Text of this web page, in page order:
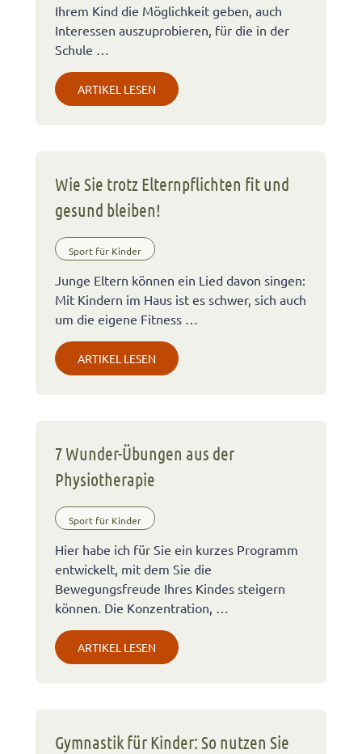
Ihrem Kind die Möglichkeit geben, auch
Interessen auszuprobieren, für die in der
Schule …
ARTIKEL LESEN
Wie Sie trotz Elternpflichten fit und
gesund bleiben!
Sport für Kinder
Junge Eltern können ein Lied davon singen:
Mit Kindern im Haus ist es schwer, sich auch
um die eigene Fitness …
ARTIKEL LESEN
7 Wunder-Übungen aus der
Physiotherapie
Sport für Kinder
Hier habe ich für Sie ein kurzes Programm
entwickelt, mit dem Sie die
Bewegungsfreude Ihres Kindes steigern
können. Die Konzentration, …
ARTIKEL LESEN
Gymnastik für Kinder: So nutzen Sie